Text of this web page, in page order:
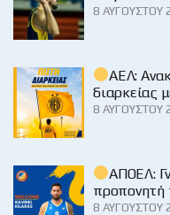
8 ΑΥΓΟΎΣΤΟΥ
ΑΕΛ:
διαρκείας
8 ΑΥΓΟΎΣΤΟΥ
ΑΠΟΕΛ:
προπονητή
8 ΑΥΓΟΎΣΤΟΥ